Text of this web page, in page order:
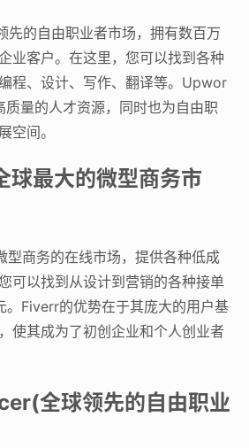
的自由职业者市场，拥有数百万
业客户。在这里，您可以找到各种
程、设计、写作、翻译等。Upwor
量的人才资源，同时也为自由职
空间。
最大的微型商务市
型商务的在线市场，提供各种低成
可以找到从设计到营销的各种接单
。Fiverr的优势在于其庞大的用户基
使其成为了初创企业和个人创业者
全球领先的自由职业